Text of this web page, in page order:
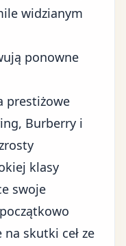
widzianym
ponowne
prestiżowe
Burberry i
klasy
swoje
skutki ceł ze